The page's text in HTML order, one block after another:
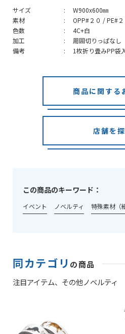
サイズ
W900x600㎜
素材
OPP#２０ / PE#
色数
4C+白
加工
周囲切りっぱなし
備考
1枚折り畳みPP袋
商品に関する
店舗を
この商品のキーワード：
イベント ノベルティ 特殊素材（
同カテゴリ の商品
注目アイテム、 その他ノベルティ